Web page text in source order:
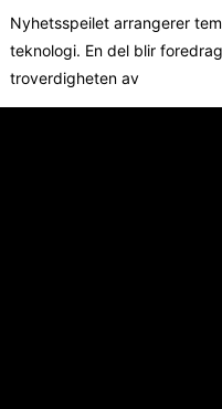
Nyhetsspeilet arrangerer
teknologi. En del blir
troverdigheten av